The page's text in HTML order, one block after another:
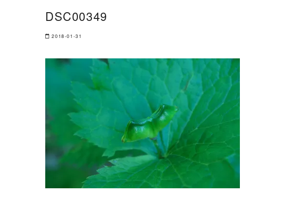
DSC00349
2018-01-31